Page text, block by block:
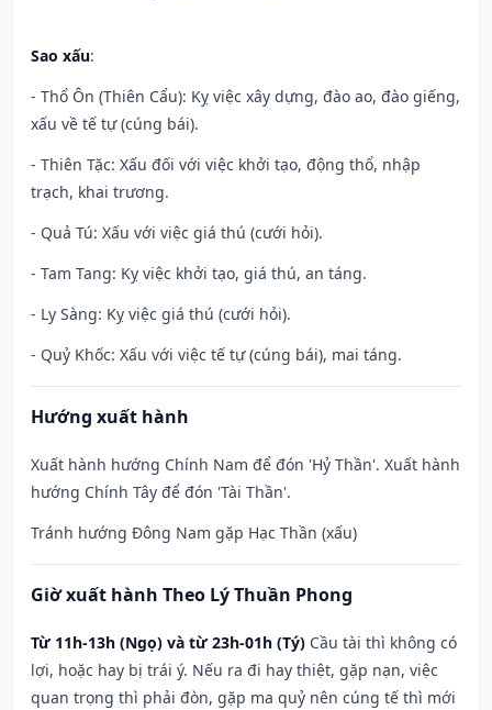
Sao xấu:
- Thổ Ôn (Thiên Cẩu): Kỵ việc xây dựng, đào ao, đào giếng,
xấu về tế tự (cúng bái).
- Thiên Tặc: Xấu đối với việc khởi tạo, động thổ, nhập
trạch, khai trương.
- Quả Tú: Xấu với việc giá thú (cưới hỏi).
- Tam Tang: Kỵ việc khởi tạo, giá thú, an táng.
- Ly Sàng: Kỵ việc giá thú (cưới hỏi).
- Quỷ Khốc: Xấu với việc tế tự (cúng bái), mai táng.
Hướng xuất hành
Xuất hành hướng Chính Nam để đón 'Hỷ Thần'. Xuất hành
hướng Chính Tây để đón 'Tài Thần'.
Tránh hướng Đông Nam gặp Hạc Thần (xấu)
Giờ xuất hành Theo Lý Thuần Phong
Từ 11h-13h (Ngọ) và từ 23h-01h (Tý) Cầu tài thì không có
lợi, hoặc hay bị trái ý. Nếu ra đi hay thiệt, gặp nạn, việc
quan trọng thì phải đòn, gặp ma quỷ nên cúng tế thì mới